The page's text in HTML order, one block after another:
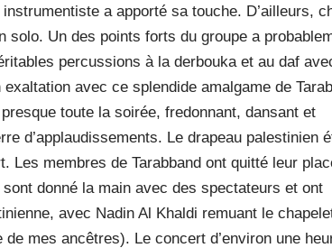
a apporté sa touche. D’ailleurs,
solo. Un des points forts du groupe a
percussions à la derbouka et au daf
avec ce splendide amalgame de Tarab
toute la soirée, fredonnant, dansant et
d’applaudissements. Le drapeau palestinien
Les membres de Tarabband ont quitté leur
donné la main avec des spectateurs et ont
avec Nadin Al Khaldi remuant le
mes ancêtres). Le concert d’environ une